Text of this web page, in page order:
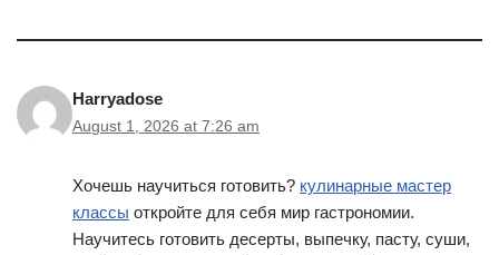
Harryadose
August 1, 2026 at 7:26 am
Хочешь научиться готовить? кулинарные мастер
классы откройте для себя мир гастрономии.
Научитесь готовить десерты, выпечку, пасту, суши,